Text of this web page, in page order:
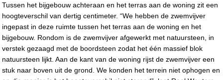
Tussen het bijgebouw achteraan en het terras aan de woning zit een
hoogteverschil van dertig centimeter. “We hebben de zwemvijver
ingepast in deze ruimte tussen het terras aan de woning en het
bijgebouw. Rondom is de zwemvijver afgewerkt met natuursteen, in
verstek gezaagd met de boordsteen zodat het één massief blok
natuursteen lijkt. Aan de kant van de woning rijst de zwemvijver een
stuk naar boven uit de grond. We konden het terrein niet ophogen en